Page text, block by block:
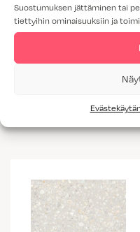
Suostumuksen jättäminen tai
tiettyihin ominaisuuksiin ja
Abu Dhabi matta